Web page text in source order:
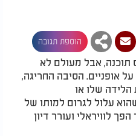
הוספת תגובה
תוכנה, אבל מעולם לא
אופניים. הסיבה החריגה,
שלו או
עלול לגרום למותו של
לוויראלי ועורר דיון